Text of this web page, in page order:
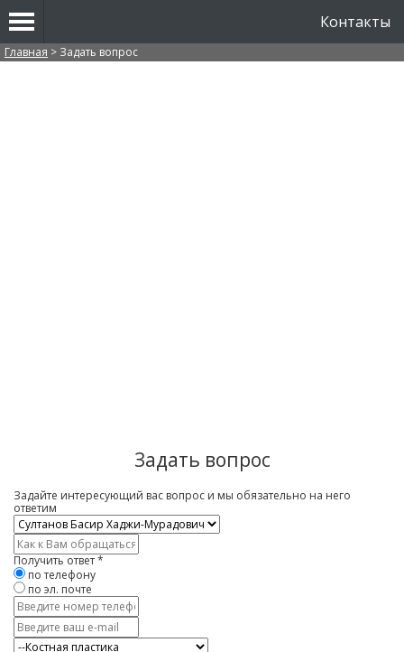
Контакты
Вы здесь
Главная > Задать вопрос
Задать вопрос
Задайте интересующий вас вопрос и мы обязательно на него
ответим
Врач
*
Имя
*
Получить ответ*
по телефону
по эл. почте
Контактный
телефон
E-
mail
Услуга